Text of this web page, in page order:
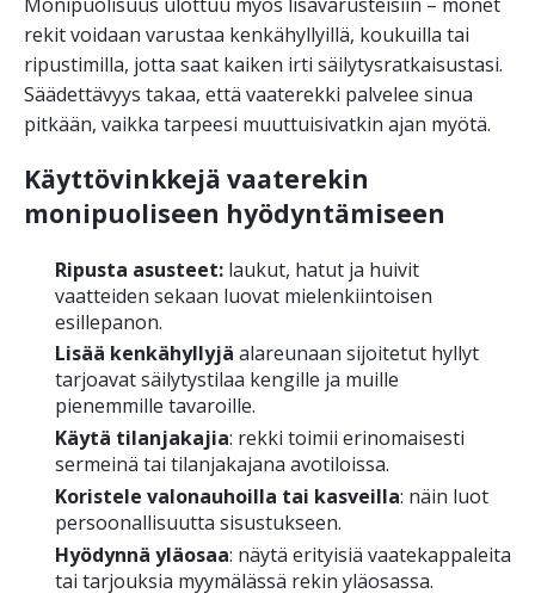
rekit voidaan varustaa kenkähyllyillä, koukuilla tai
ripustimilla, jotta saat kaiken irti säilytysratkaisustasi.
Säädettävyys takaa, että vaaterekki palvelee sinua
pitkään, vaikka tarpeesi muuttuisivatkin ajan myötä.
Käyttövinkkejä vaaterekin
monipuoliseen hyödyntämiseen
Ripusta asusteet: laukut, hatut ja huivit
vaatteiden sekaan luovat mielenkiintoisen
esillepanon.
Lisää kenkähyllyjä alareunaan sijoitetut hyllyt
tarjoavat säilytystilaa kengille ja muille
pienemmille tavaroille.
Käytä tilanjakajia: rekki toimii erinomaisesti
sermeinä tai tilanjakajana avotiloissa.
Koristele valonauhoilla tai kasveilla: näin luot
persoonallisuutta sisustukseen.
Hyödynnä yläosaa: näytä erityisiä vaatekappaleita
tai tarjouksia myymälässä rekin yläosassa.